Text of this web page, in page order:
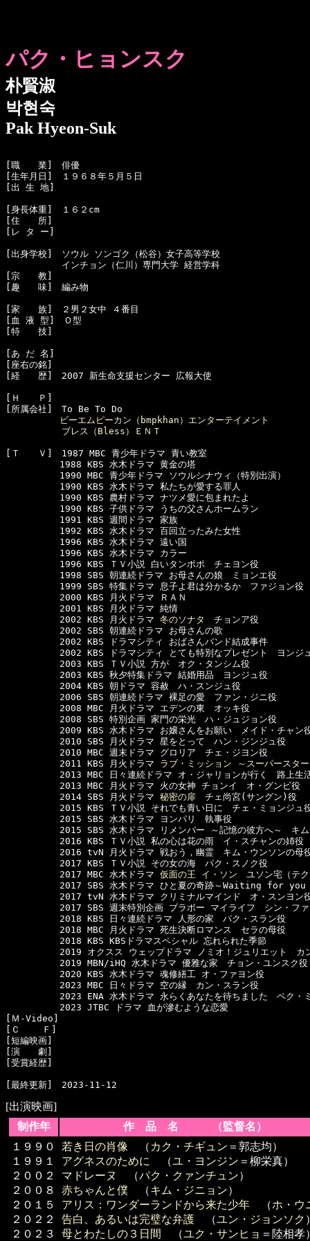
パク・ヒョンスク
朴賢淑
박현숙
Pak Hyeon-Suk
[職　　業]　俳優
[生年月日]　１９６８年５月５日
[出 生 地]
[身長体重]　１６２cm
[住　　所]
[レ タ ー]
[出身学校]　ソウル ソンゴク（松谷）女子高等学校
  　　　　　インチョン（仁川）専門大学 経営学科
[宗　　教]
[趣　　味]　編み物
[家　　族]　２男２女中 ４番目
[血 液 型]　Ｏ型
[特　　技]
[あ だ 名]
[座右の銘]
[経　　歴]　2007 新生命支援センター 広報大使
[Ｈ　　Ｐ]
[所属会社]　To Be To Do
ビーエムピーカン（bmpkhan）エンターテイメント
ブレス（Bless）ＥＮＴ
[Ｔ　　Ｖ]　1987 MBC 青少年ドラマ 青い教室
1988 KBS 水木ドラマ 黄金の塔
1990 MBC 青少年ドラマ ソウルシナウィ（特別出演）
1990 KBS 水木ドラマ 私たちが愛する罪人
1990 KBS 農村ドラマ ナツメ愛に包まれたよ
1990 KBS 子供ドラマ うちの父さんホームラン
1991 KBS 週間ドラマ 家族
1992 KBS 水木ドラマ 百回立ったみた女性
1996 KBS 水木ドラマ 遠い国
1996 KBS 水木ドラマ カラー
1996 KBS ＴＶ小説 白いタンポポ　チェヨン役
1998 SBS 朝連続ドラマ お母さんの娘　ミョンエ役
1999 SBS 特集ドラマ 息子よ君は分かるか　ファジョン役
2000 KBS 月火ドラマ ＲＡＮ
2001 KBS 月火ドラマ 純情
2002 KBS 月火ドラマ 冬のソナタ
チョンア役
2002 SBS 朝連続ドラマ お母さんの歌
2002 KBS ドラマシティ おばさんバンド結成事件
2002 KBS ドラマシティ とても特別なプレゼント　ヨンジ
2003 KBS ＴＶ小説 方が　オク・タンシム役
2003 KBS 秋夕特集ドラマ 結婚用品　ヨンジュ役
2004 KBS 朝ドラマ 容赦　ハ・スンジュ役
2006 SBS 朝連続ドラマ 裸足の愛　ファン・ジニ役
2008 MBC 月火ドラマ エデンの東　オッキ役
2008 SBS 特別企画 家門の栄光　ハ・ジュジョン役
2009 KBS 水木ドラマ お嬢さんをお願い　メイド・チャン
2010 SBS 月火ドラマ 星をとって　ハン・ジンジュ役
2010 MBC 週末ドラマ グロリア　チェ・ジヨン役
2011 KBS 月火ドラマ ラブ・ミッション ～スーパースタ
2013 MBC 日々連続ドラマ オ・ジャリョンが行く　路上生
2013 MBC 月火ドラマ 火の女神 チョンイ　オ・グンビ役
2014 SBS 月火ドラマ 秘密の扉 チェ尚宮(サングン)役
2015 KBS ＴＶ小説 それでも青い日に　チェ・ミョンジュ
2015 SBS 水木ドラマ ヨンパリ　執事役
2015 SBS 水木ドラマ リメンバー ～記憶の彼方へ～　キム
2016 KBS ＴＶ小説 私の心は花の雨　イ・スチャンの姉役
2016 tvN 月火ドラマ 戦おう，幽霊　キム・ウンソンの母
2017 KBS ＴＶ小説 その女の海　パク・スノク役
2017 MBC 水木ドラマ 仮面の王 イ・ソン ユソン宅（テ
2017 SBS 水木ドラマ ひと夏の奇跡～Waiting for you　チ
2017 tvN 水木ドラマ クリミナルマインド　オ・スンヨン
2017 SBS 週末特別企画 ブラボー マイライフ　シン・ファ
2018 KBS 日々連続ドラマ 人形の家　パク・スラン役
2018 MBC 月火ドラマ 死生決断ロマンス　セラの母役
2018 KBS KBSドラマスペシャル 忘れられた季節
2019 オクスス ウェップドラマ ノミオ！ジュリエット　カン
2019 MBN/iHQ 水木ドラマ 優雅な家　チョン・ユンスク役
2020 KBS 水木ドラマ 魂修繕工 オ・ファヨン役
2023 MBC 日々ドラマ 空の縁　カン・スラン役
2023 ENA 水木ドラマ 永らくあなたを待ちました　ペク・ミ
2023 JTBC ドラマ 血が滲むような恋愛
[Ｍ-Video]
[Ｃ    Ｆ]
[短編映画]
[演　　劇]
[受賞経歴]
[出演映画]
制作年
作 品 名 （監督名）
１９９０
１９９１
２００２
２００８
２０１５
２０２２
２０２３
若き日の肖像 （ カク・チギュン ＝郭志均）
アグネスのために
（ユ・ヨンジン ＝柳栄真）
マドレーヌ
（パク・クァンチュン）
赤ちゃんと僕 （キム・ジニョン）
アリス：ワンダーランドから来た少年 （ホ・ウ
告白、あるいは完璧な弁護 （ユン・ジョンソク
母とわたしの３日間
（ユク・サンヒョ ＝陸相孝